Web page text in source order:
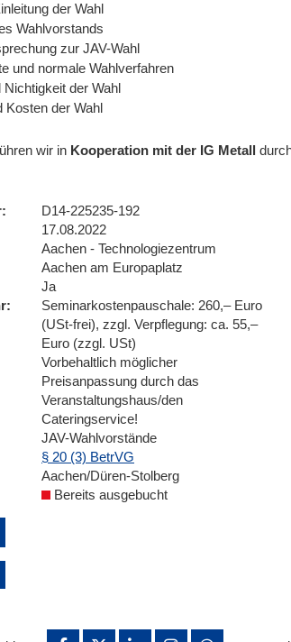
der Wahl
Wahlvorstands
zur JAV-Wahl
und normale Wahlverfahren
der Wahl
Kosten der Wahl
wir in Kooperation mit der IG Metall
D14-225235-192
17.08.2022
Aachen - Technologiezentrum
Aachen am Europaplatz
Ja
Seminarkostenpauschale: 260,– Euro
(USt-frei), zzgl. Verpflegung: ca. 55,–
Euro (zzgl. USt)
Vorbehaltlich möglicher
Preisanpassung durch das
Veranstaltungshaus/den
Cateringservice!
JAV-Wahlvorstände
§ 20 (3) BetrVG
Aachen/Düren-Stolberg
Bereits ausgebucht